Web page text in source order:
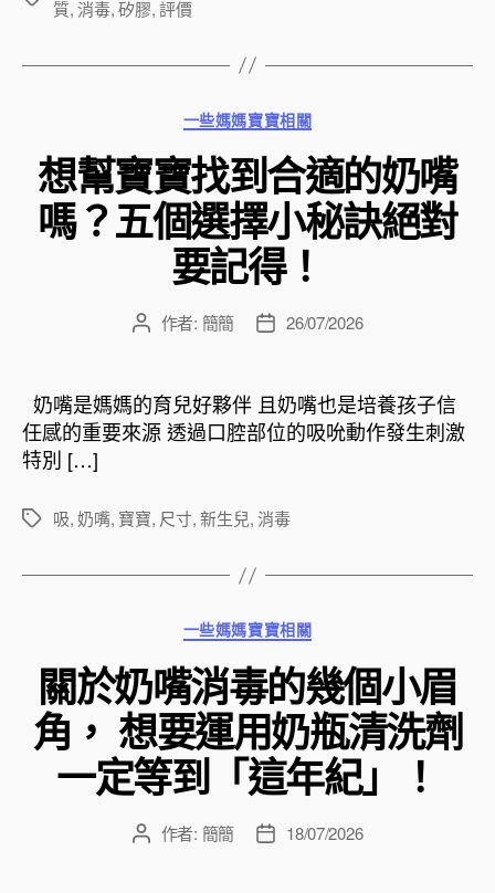
質,消毒,矽膠,評價
分
類
一些媽媽寶寶相關
想幫寶寶找到合適的奶嘴
嗎？五個選擇小秘訣絕對
要記得！
文
者
作者: 簡簡
文
佈
日
期
26/07/2026
奶嘴是媽媽的育兒好夥伴 且奶嘴也是培養孩子信
任感的重要來源 透過口腔部位的吸吮動作發生刺激
特別 […]
標
吸,奶嘴, 寶寶, 尺寸,新生兒,消毒
分
類
一些媽媽寶寶相關
關於奶嘴消毒的幾個小眉
角， 想要運用奶瓶清洗劑
一定等到「這年紀」！
文 作者: 簡簡
文 18/07/2026